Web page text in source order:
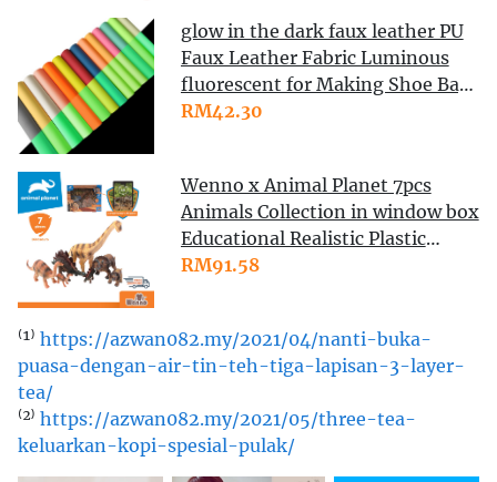
glow in the dark faux leather PU
Faux Leather Fabric Luminous
fluorescent for Making Shoe Bag
Decoration Hair Bow Craf
RM42.30
Wenno x Animal Planet 7pcs
Animals Collection in window box
Educational Realistic Plastic
Animal Toy Playset AR Game
Mainan Budak Lelaki Haiwan
Mainan Kanak Kanak
RM91.58
⁽¹⁾ https://azwan082.my/2021/04/nanti-buka-
puasa-dengan-air-tin-teh-tiga-lapisan-3-layer-
tea/
⁽²⁾ https://azwan082.my/2021/05/three-tea-
keluarkan-kopi-spesial-pulak/